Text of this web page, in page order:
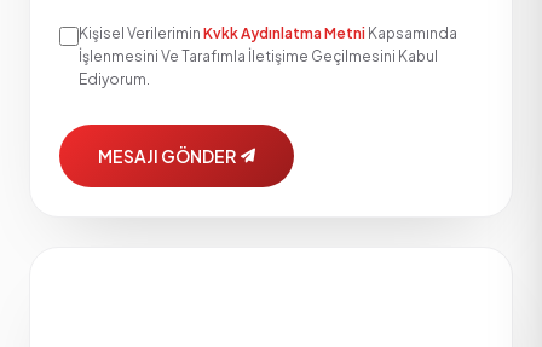
Kişisel Verilerimin Kvkk Aydınlatma Metni Kapsamında
İşlenmesini Ve Tarafımla İletişime Geçilmesini Kabul
Ediyorum.
MESAJI GÖNDER